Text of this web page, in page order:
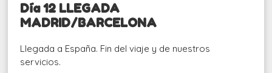
Día 12 LLEGADA
MADRID/BARCELONA
Llegada a España. Fin del viaje y de nuestros
servicios.